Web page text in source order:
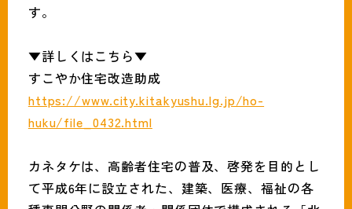
す。
▼詳しくはこちら▼
すこやか住宅改造助成
https://www.city.kitakyushu.lg.jp/ho-
huku/file_0432.html
カネタケは、高齢者住宅の普及、啓発を目的とし
て平成6年に設立された、建築、医療、福祉の各